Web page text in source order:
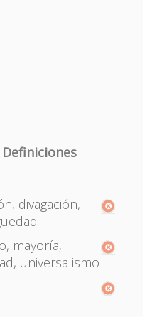
Definiciones
divagación,
mayoría,
universalismo